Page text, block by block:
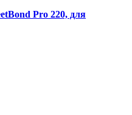
Pro 220, для